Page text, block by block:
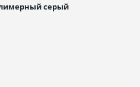
серый